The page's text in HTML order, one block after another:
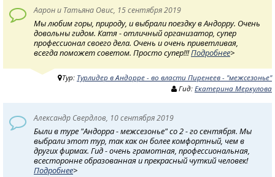
Аарон и Татьяна Овис, 15 сентября 2019
Мы любим горы, природу, и выбрали поездку в Андорру. Очень
довольны гидом. Катя - отличный организатор, супер
профессионал своего дела. Очень и очень приветливая,
всегда поможет советом. Просто супер!!!Подробнее>
Тур: Турлидер в Андорре - во власти Пиренеев - "межсезонье"
Гид: Екатерина Меркулова
Александр Свердлов, 10 сентября 2019
Были в туре "Андорра - межсезонье" со 2 - го сентября. Мы
выбрали этот тур, так как он более комфортный, чем в
других фирмах. Гид - очень грамотная, профессиональная,
всесторонне образованная и прекрасный чуткий человек!
Подробнее>